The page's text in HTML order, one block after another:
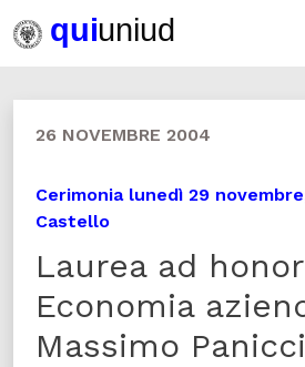
26 NOVEMBRE 2004
Cerimonia lunedì 29
Castello
Laurea ad
Economia
Massimo